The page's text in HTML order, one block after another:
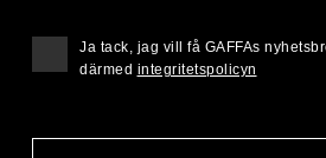
Ja tack, jag vill få GAFFAs
därmed integritetspolicyn